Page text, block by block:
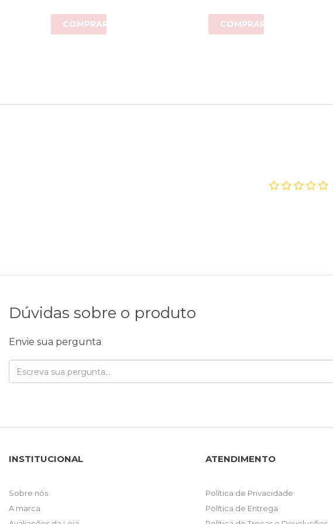
COMPRAR COMPRAR
Dúvidas sobre o produto
Envie sua pergunta
INSTITUCIONAL
Sobre nós
A marca
ATENDIMENTO
Política de Privacidade
Política de Entrega